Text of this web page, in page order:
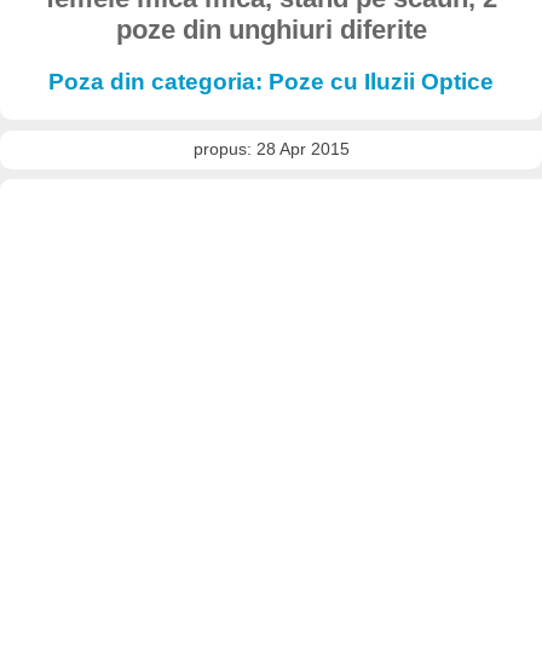
poze din unghiuri diferite
Poza din categoria: Poze cu Iluzii Optice
propus: 28 Apr 2015